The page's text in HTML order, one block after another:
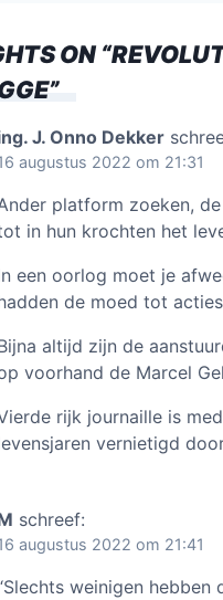
ON “
”
J. Onno Dekker
augustus 2022 om 21:31
platform zoeken,
in hun krochten het
een oorlog moet je
de moed tot
altijd zijn de
voorhand de Marcel
rijk journaille is
vernietigd
schreef:
augustus 2022 om 21:41
weinigen hebben